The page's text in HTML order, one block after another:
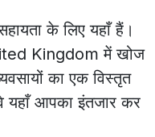
के लिए यहाँ हैं।
Kingdom में खोज
का एक विस्तृत
यहाँ आपका इंतजार कर